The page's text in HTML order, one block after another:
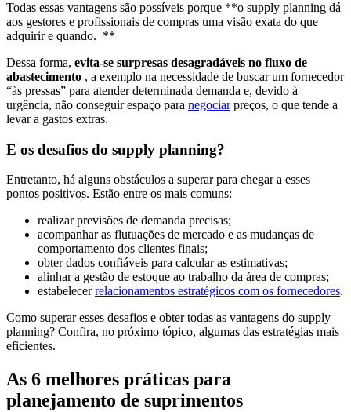
Todas essas vantagens são possíveis porque **o supply planning dá
aos gestores e profissionais de compras uma visão exata do que
adquirir e quando. **
Dessa forma, evita-se surpresas desagradáveis no fluxo de
abastecimento , a exemplo na necessidade de buscar um fornecedor
“às pressas” para atender determinada demanda e, devido à
urgência, não conseguir espaço para negociarpreços, o que tende a
levar a gastos extras.
E os desafios do supply planning?
Entretanto, há alguns obstáculos a superar para chegar a esses
pontos positivos. Estão entre os mais comuns:
realizar previsões de demanda precisas;
acompanhar as flutuações de mercado e as mudanças de
comportamento dos clientes finais;
obter dados confiáveis para calcular as estimativas;
alinhar a gestão de estoque ao trabalho da área de compras;
estabelecerrelacionamentos estratégicos com os fornecedores.
Como superar esses desafios e obter todas as vantagens do supply
planning? Confira, no próximo tópico, algumas das estratégias mais
eficientes.
As 6 melhores práticas para
planejamento de suprimentos